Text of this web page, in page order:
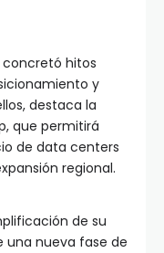
hitos
y
destaca la
que permitirá
de data centers
regional.
de su
nueva fase de